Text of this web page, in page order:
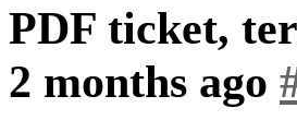
PDF ticket,
2 months ago